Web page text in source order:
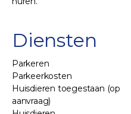
Diensten
Parkeren
Parkeerkosten
Huisdieren toegestaan (op
aanvraag)